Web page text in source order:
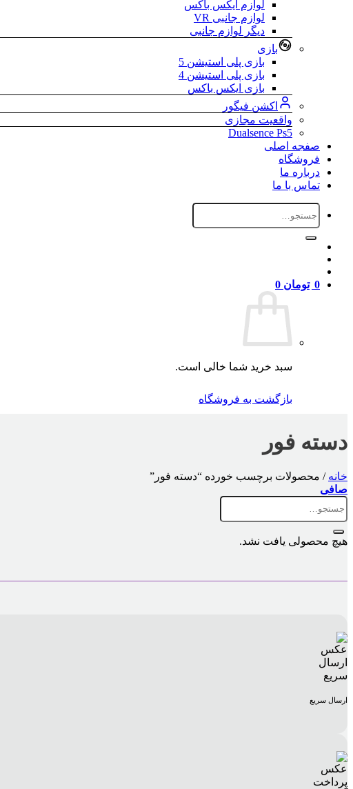
لوازم ایکس باکس
لوازم جانبی VR
دیگر لوازم جانبی
بازی
بازی پلی استیشن 5
بازی پلی استیشن 4
بازی ایکس باکس
اکشن فیگور
واقعیت مجازی
Dualsence Ps5
صفجه اصلی
فروشگاه
درباره ما
تماس با ما
جستجو
برای:
0 تومان 0
سبد خرید شما خالی است.
بازگشت به فروشگاه
دسته فور
خانه / محصولات برچسب خورده “دسته فور”
صافی
جستجو
برای:
هیچ محصولی یافت نشد.
ارسال سریع